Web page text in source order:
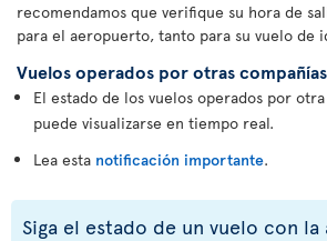
recomendamos que verifique su hora de
para el aeropuerto, tanto para su vuelo de
Vuelos operados por otras
El estado de los vuelos operados por
puede visualizarse en tiempo real.
Lea esta notificación importante.
Siga el estado de un vuelo con